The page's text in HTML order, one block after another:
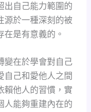
出自己能力範圍的
源於一種深刻的被
是有意義的。
變在於學會對自己
自己和愛他人之間
賴他人的習慣，實
人能夠重建內在的